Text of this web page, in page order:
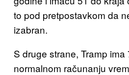
to pod pretpostavkom da
izabran.
S druge strane, Tramp
normalnom računanju